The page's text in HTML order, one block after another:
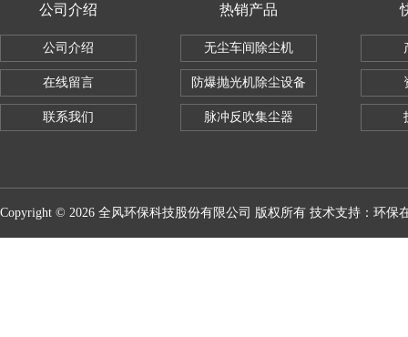
公司介绍
公司介绍
在线留言
联系我们
热销产品
无尘车间除尘机
防爆抛光机除尘设备
脉冲反吹集尘器
Copyright © 2026 全风环保科技股份有限公司 版权所有 技术支持： 环保